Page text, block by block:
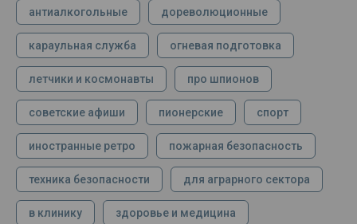
антиалкогольные дореволюционные
караульная служба огневая подготовка
летчики и космонавты про шпионов
советские афиши пионерские спорт
иностранные ретро пожарная безопасность
техника безопасности для аграрного сектора
в клинику здоровье и медицина